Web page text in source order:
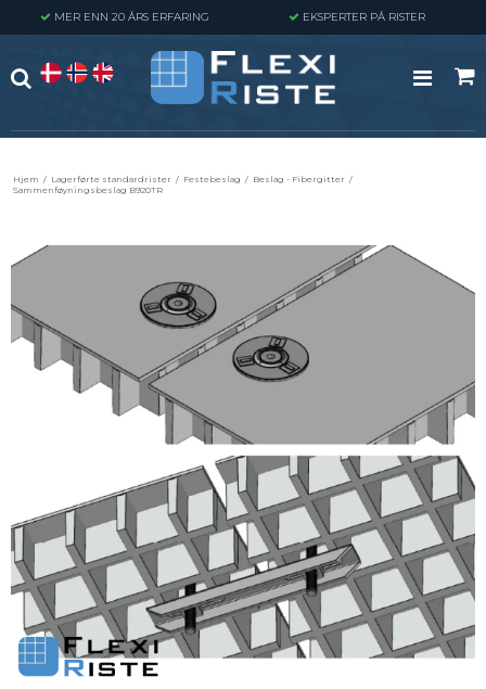
MER ENN 20 ÅRS ERFARING EKSPERTER PÅ RISTER
Hjem / Lagerførte standardrister / Festebeslag / Beslag - Fibergitter /
Sammenføyningsbeslag B920TR